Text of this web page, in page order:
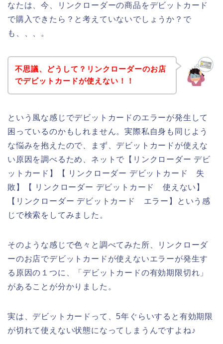
なたは、今、リンクローダーの商品をデビットカード
で購入できたら？と考えていないでしょうか？で
も、、、。
不思議、どうして？リンクローダーのお店
でデビットカードが使えない！！
という風な感じでデビットカードのエラーが発生して
困っているのかもしれません。実際私自身も同じよう
な悩みを抱えたので、まず、デビットカードが使えな
い原因を調べるため、ネットで【リンクローダー デビ
ットカード】【 リンクローダー デビットカード 失
敗】【 リンクローダー デビットカード 使えない】
【リンクローダー デビットカード エラー】という感
じで検索をしてみました。
そのような感じで色々と調べてみた所、リンクローダ
ーのお店でデビットカードが使えないエラーが発生す
る原因の１つに、「デビットカードの有効期限切れ」
があることが分かりました。
実は、デビットカードって、5年ぐらいすると有効期限
が切れて使えない状態になってしまうんですよね♪